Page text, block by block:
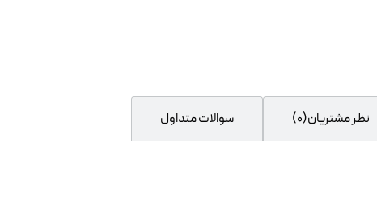
نظر مشتریان(0) سوالات متداول